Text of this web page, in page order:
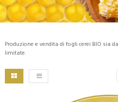
Produzione e vendita di fogli cerei BIO sia
limitate.